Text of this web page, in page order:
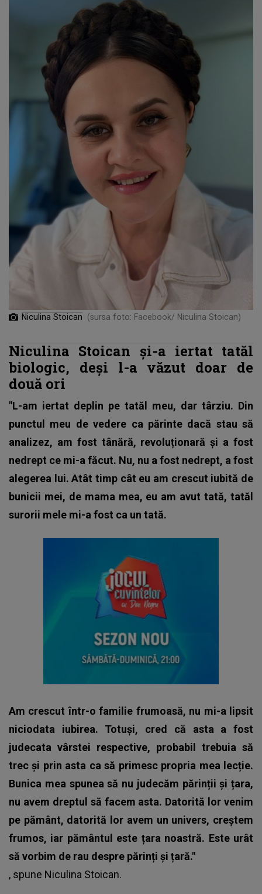
Niculina Stoican (sursa foto: Facebook/ Niculina Stoican)
Niculina Stoican și-a iertat tatăl
biologic, deși l-a văzut doar de
două ori
"L-am iertat deplin pe tatăl meu, dar târziu. Din
punctul meu de vedere ca părinte dacă stau să
analizez, am fost tânără, revoluționară și a fost
nedrept ce mi-a făcut. Nu, nu a fost nedrept, a fost
alegerea lui. Atât timp cât eu am crescut iubită de
bunicii mei, de mama mea, eu am avut tată, tatăl
surorii mele mi-a fost ca un tată.
Am crescut într-o familie frumoasă, nu mi-a lipsit
niciodata iubirea. Totuși, cred că asta a fost
judecata vârstei respective, probabil trebuia să
trec și prin asta ca să primesc propria mea lecție.
Bunica mea spunea să nu judecăm părinții și țara,
nu avem dreptul să facem asta. Datorită lor venim
pe pământ, datorită lor avem un univers, creștem
frumos, iar pământul este țara noastră. Este urât
să vorbim de rau despre părinți și țară."
, spune Niculina Stoican.